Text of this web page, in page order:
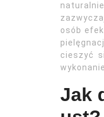
osób
cieszyć
Jak